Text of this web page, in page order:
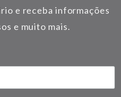
e receba informações
e muito mais.